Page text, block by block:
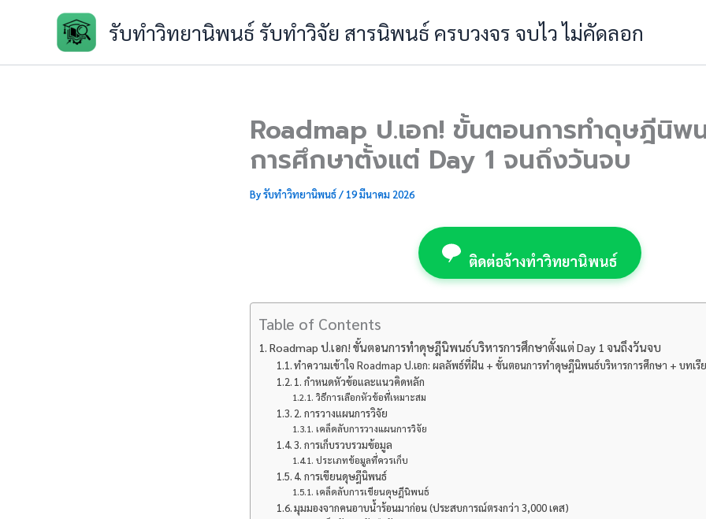
รับทำวิทยานิพนธ์ รับทำวิจัย สารนิพนธ์ ครบวงจร จบไว ไม่คัดลอก
Roadmap ป.เอก! ขั้นตอนการทำดุษฎีนิพ
การศึกษาตั้งแต่ Day 1 จนถึงวันจบ
Byรับทำวิทยานิพนธ์/ 19 มีนาคม 2026
ติดต่อจ้างทำวิทยานิพนธ์
Table of Contents
Roadmap ป.เอก! ขั้นตอนการทำดุษฎีนิพนธ์บริหารการศึกษาตั้งแต่ Day 1 จนถึงวันจบ
ทำความเข้าใจ Roadmap ป.เอก: ผลลัพธ์ที่ฝัน + ขั้นตอนการทำดุษฎีนิพนธ์บริหารการศึกษา + บทเรี
1. กำหนดหัวข้อและแนวคิดหลัก
วิธีการเลือกหัวข้อที่เหมาะสม
2. การวางแผนการวิจัย
เคล็ดลับการวางแผนการวิจัย
3. การเก็บรวบรวมข้อมูล
ประเภทข้อมูลที่ควรเก็บ
4. การเขียนดุษฎีนิพนธ์
เคล็ดลับการเขียนดุษฎีนิพนธ์
มุมมองจากคนอาบน้ำร้อนมาก่อน (ประสบการณ์ตรงกว่า 3,000 เคส)